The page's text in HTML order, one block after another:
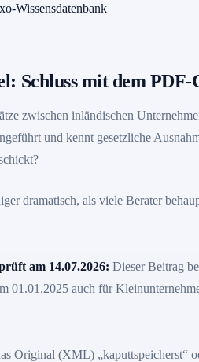
Wissensdatenbank
Schluss mit dem PDF-
zwischen inländischen
und kennt gesetzliche
dramatisch, als viele Berater
am 14.07.2026: Dieser Beitrag
01.01.2025 auch für
Original (XML) „kaputtspeicherst“